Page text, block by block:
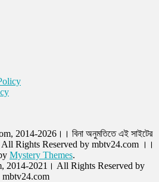
2014-2026।। বিনা অনুমতিতে এই সাইটের
All Rights Reserved by mbtv24.com ।।
Mystery Themes.
2014-2021। All Rights Reserved by
mbtv24.com